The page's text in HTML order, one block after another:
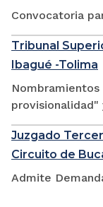
Convocatoria
Tribunal
Ibagué -Tolima
provisionalidad"
Juzgado
Circuito de
Admite